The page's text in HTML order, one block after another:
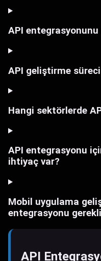
API entegrasyonunu
API geliştirme
Hangi sektörlerde
API entegrasyonu
ihtiyaç var?
Mobil uygulama
entegrasyonu
API